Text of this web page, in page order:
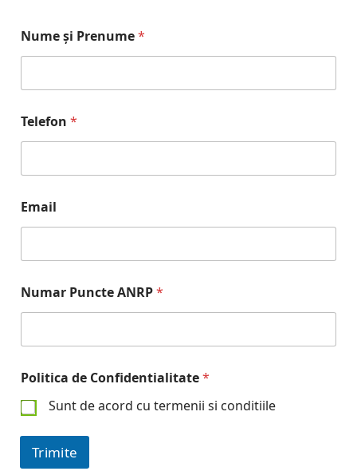
e
A
N
R
P
V
a
n
z
a
r
e
-
V
a
n
Nume și Prenume*
Telefon *
Email
Numar Puncte ANRP*
Politica de Confidentialitate*
Sunt de acord cu termenii si conditiile
Trimite